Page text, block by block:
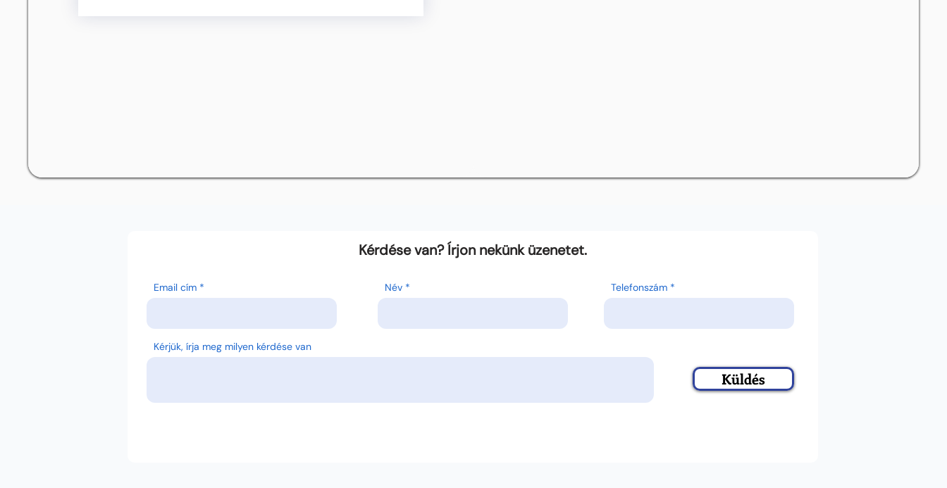
Kérdése van? Írjon nekünk üzenetet.
Email cím Név Telefonszám
Kérjük, írja meg milyen kérdése van
Küldés